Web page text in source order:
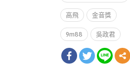
高飛 金音獎
9m88 吳政君